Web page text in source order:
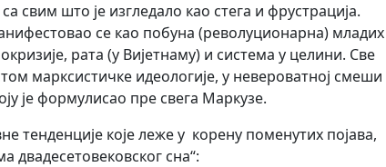
свим што је изгледало као стега и фрустрација.
се као побуна (револуционарна) младих
рата (у Вијетнаму) и система у целини. Све
марксистичке идеологије, у невероватној смеши
је формулисао пре свега Маркузе.
тенденције које леже у корену поменутих појава,
двадесетовековског сна“: